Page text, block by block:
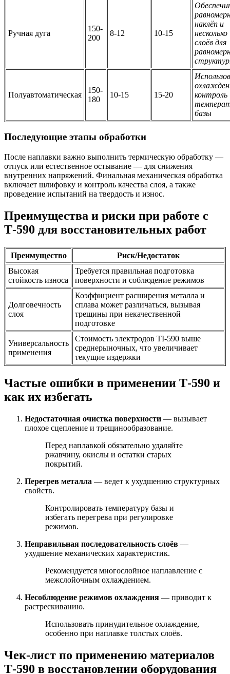
Ручная дуга
150-
200
8-12 10-15
наклёп и
несколько
слоёв для
Полуавтоматическая
150-
180
10-15 15-20
контроль
базы
Последующие этапы обработки
После наплавки важно выполнить термическую обработку —
отпуск или естественное остывание — для снижения
внутренних напряжений. Финальная механическая обработка
включает шлифовку и контроль качества слоя, а также
проведение испытаний на твердость и износ.
Преимущества и риски при работе с
Т-590 для восстановительных работ
Преимущество
Риск/Недостаток
Высокая
стойкость износа
Требуется правильная подготовка
поверхности и соблюдение режимов
Долговечность
слоя
Коэффициент расширения металла и
сплава может различаться, вызывая
трещины при некачественной
подготовке
Универсальность
применения
Стоимость электродов TI-590 выше
среднерыночных, что увеличивает
текущие издержки
Частые ошибки в применении Т-590 и
как их избегать
Недостаточная очистка поверхности — вызывает
плохое сцепление и трещинообразование.
Перед наплавкой обязательно удаляйте
ржавчину, окислы и остатки старых
покрытий.
Перегрев металла — ведет к ухудшению структурных
свойств.
Контролировать температуру базы и
избегать перегрева при регулировке
режимов.
Неправильная последовательность слоёв —
ухудшение механических характеристик.
Рекомендуется многослойное наплавление с
межслойочным охлаждением.
Несоблюдение режимов охлаждения — приводит к
растрескиванию.
Использовать принудительное охлаждение,
особенно при наплавке толстых слоёв.
Чек-лист по применению материалов
Т-590 в восстановлении оборудования